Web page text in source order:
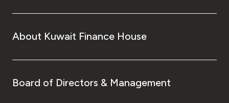
About Kuwait Finance House
Board of Directors & Management